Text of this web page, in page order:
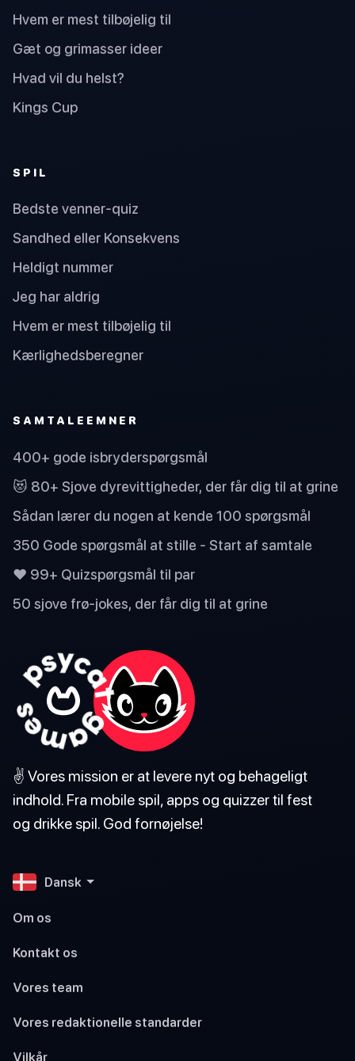
Hvem er mest tilbøjelig til
Gæt og grimasser ideer
Hvad vil du helst?
Kings Cup
SPIL
Bedste venner-quiz
Sandhed eller Konsekvens
Heldigt nummer
Jeg har aldrig
Hvem er mest tilbøjelig til
Kærlighedsberegner
SAMTALEEMNER
400+ gode isbryderspørgsmål
😻 80+ Sjove dyrevittigheder, der får dig til at grine
Sådan lærer du nogen at kende 100 spørgsmål
350 Gode spørgsmål at stille - Start af samtale
❤️ 99+ Quizspørgsmål til par
50 sjove frø-jokes, der får dig til at grine
✌️ Vores mission er at levere nyt og behageligt
indhold. Fra mobile spil, apps og quizzer til fest
og drikke spil. God fornøjelse!
Dansk
Om os
Kontakt os
Vores team
Vores redaktionelle standarder
Vilkår